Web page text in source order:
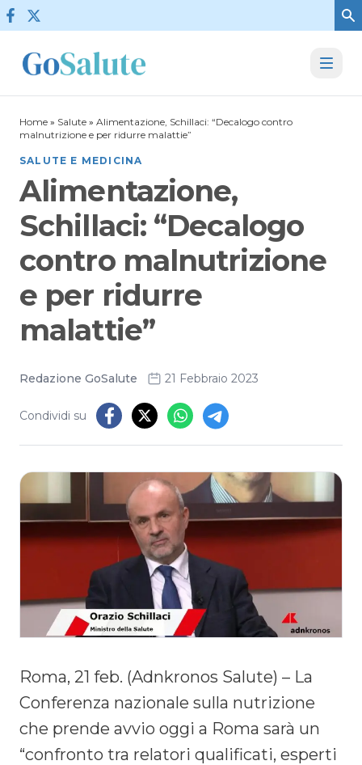
Vai al contenuto
Home » Salute » Alimentazione, Schillaci: “Decalogo contro
malnutrizione e per ridurre malattie”
SALUTE E MEDICINA
Alimentazione,
Schillaci: “Decalogo
contro malnutrizione
e per ridurre
malattie”
Redazione GoSalute 21 Febbraio 2023
Condividi su
Roma, 21 feb. (Adnkronos Salute) – La
Conferenza nazionale sulla nutrizione
che prende avvio oggi a Roma sarà un
“confronto tra relatori qualificati, esperti